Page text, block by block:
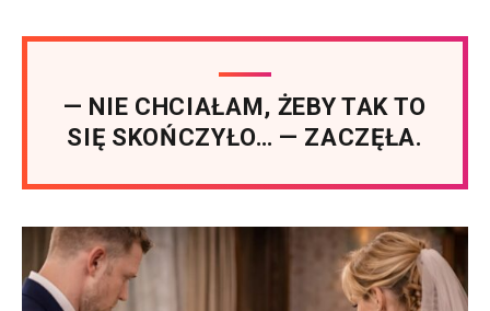
— NIE CHCIAŁAM, ŻEBY TAK TO
SIĘ SKOŃCZYŁO… — ZACZĘŁA.